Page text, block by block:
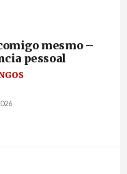
mesmo –
pessoal